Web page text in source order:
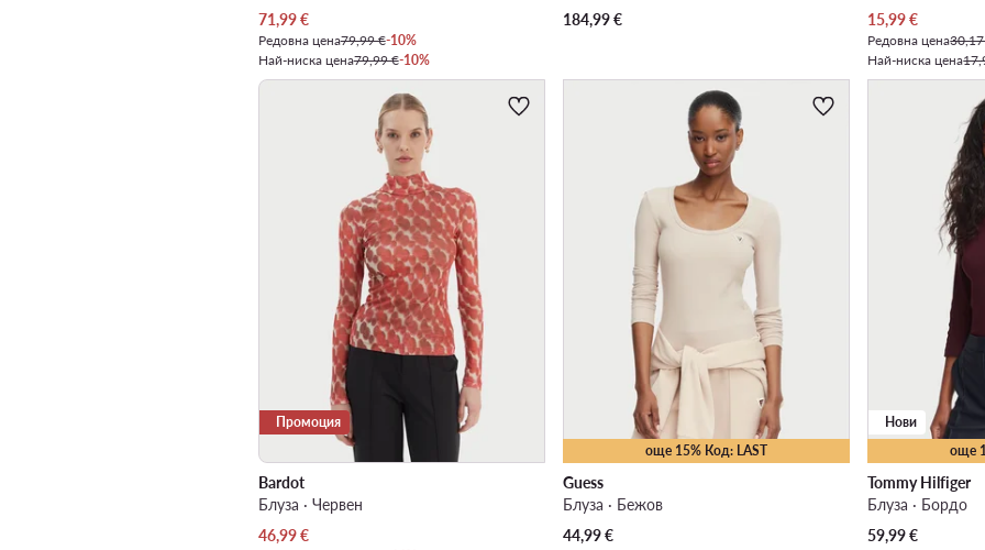
Актуална цена
71,99€
Редовна цена79,99 €-10%
Най-ниска цена79,99 €-10%
184,99€
Актуална цена
15,99€
Редовна цена
Най-ниска цена
Промоция
Bardot
Блуза · Червен
Актуална цена
46,99€
още 15% Код: LAST
Guess
Блуза · Бежов
44,99€
още
Нови
Tommy Hilfiger
Блуза · Бордо
59,99€